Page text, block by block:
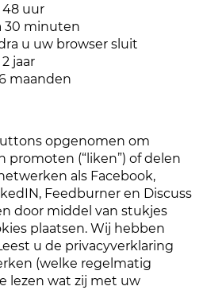
48 uur
30 minuten
u uw browser sluit
jaar
maanden
opgenomen om
promoten (“liken”) of delen
als Facebook,
Feedburner en Discuss
door middel van stukjes
plaatsen. Wij hebben
u de privacyverklaring
(welke regelmatig
lezen wat zij met uw